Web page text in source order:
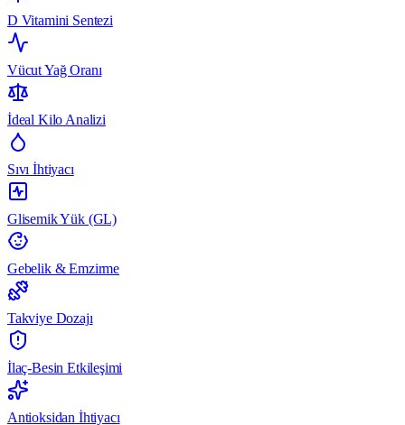
D Vitamini Sentezi
Vücut Yağ Oranı
İdeal Kilo Analizi
Sıvı İhtiyacı
Glisemik Yük (GL)
Gebelik & Emzirme
Takviye Dozajı
İlaç-Besin Etkileşimi
Antioksidan İhtiyacı